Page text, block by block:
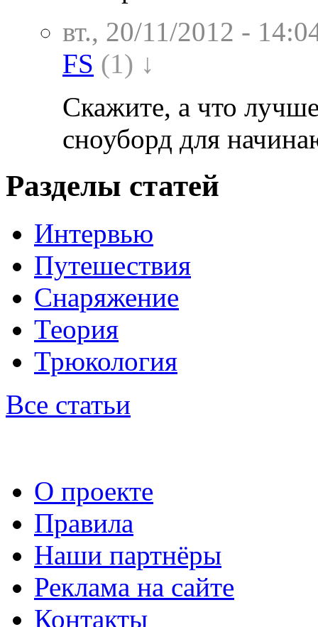
вт., 20/11/2012 -
FS (1) ↓
Скажите, а что
сноуборд для
Разделы статей
Интервью
Путешествия
Снаряжение
Теория
Трюкология
Все статьи
О проекте
Правила
Наши партнёры
Реклама на сайте
Контакты